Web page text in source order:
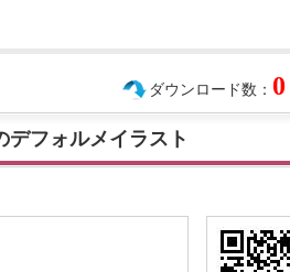
ダウンロード数： 0
フォルメイラスト